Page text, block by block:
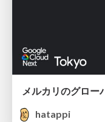
hatappi